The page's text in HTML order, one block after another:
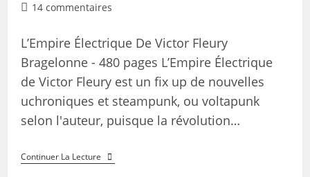
14 commentaires
L’Empire Électrique De Victor Fleury
Bragelonne - 480 pages L’Empire Électrique
de Victor Fleury est un fix up de nouvelles
uchroniques et steampunk, ou voltapunk
selon l'auteur, puisque la révolution…
Continuer La Lecture